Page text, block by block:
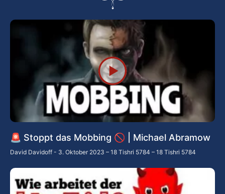
🚨 Stoppt das Mobbing 🚫 | Michael Abramow
David Davidoff 3. Oktober 2023 – 18 Tishri 5784 – 18 Tishri 5784